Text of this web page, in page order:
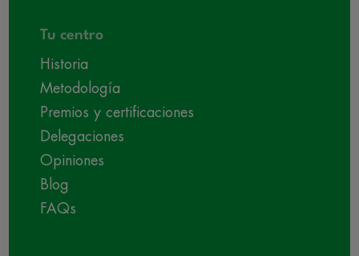
Tu centro
Historia
Metodología
Premios y certificaciones
Delegaciones
Opiniones
Blog
FAQs